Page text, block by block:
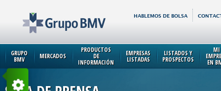
HABLEMOS DE BOLSA
GRUPO
BMV MERCADOS
PRODUCTOS
DE
INFORMACIÓN
EMPRESAS
LISTADAS
LISTADOS Y
PROSPECTOS
MI
EN